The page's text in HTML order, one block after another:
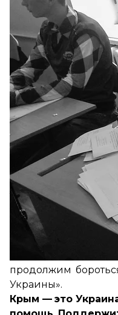
голосовать
— Конечно, в
— Мы из Эстонии.
— Эстония? Тоже
бегут.
— В Сербии? Но
— Не ЕС, но они же
Риге тоже не в
Участница
орган крымских
Меджлиса
ста метрах от так
голосования.
Тут, в
формировании
нечего и
проживающих
чувство в сердце
продолжим
Украины».
Крым — это